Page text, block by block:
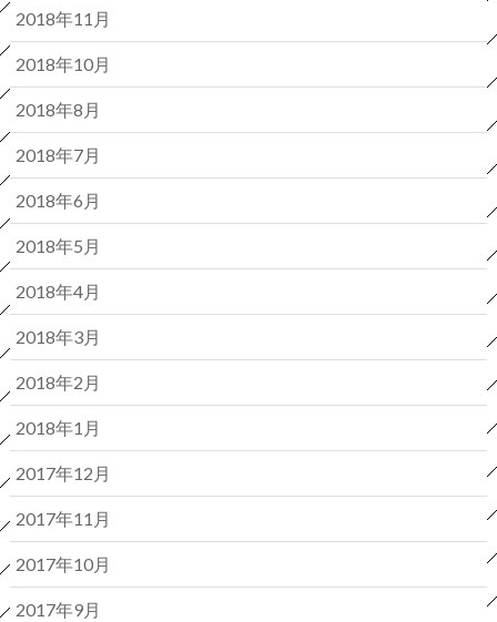
2018年11月
2018年10月
2018年8月
2018年7月
2018年6月
2018年5月
2018年4月
2018年3月
2018年2月
2018年1月
2017年12月
2017年11月
2017年10月
2017年9月